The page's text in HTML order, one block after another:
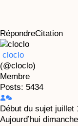
RépondreCitation
cloclo
(@cloclo)
Membre
Posts: 5434
Début du sujet juillet
Aujourd’hui